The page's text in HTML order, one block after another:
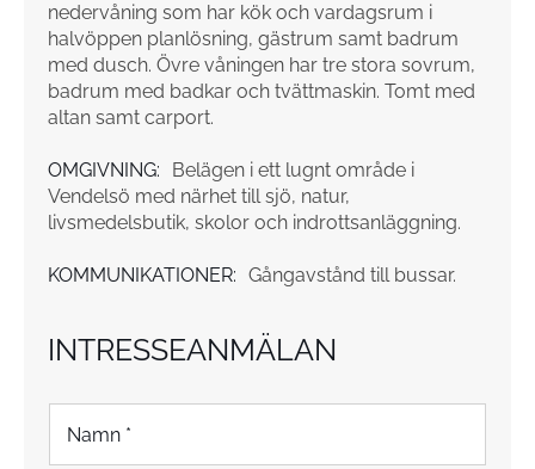
nedervåning som har kök och vardagsrum i
halvöppen planlösning, gästrum samt badrum
med dusch. Övre våningen har tre stora sovrum,
badrum med badkar och tvättmaskin. Tomt med
altan samt carport.
OMGIVNING:
Belägen i ett lugnt område i
Vendelsö med närhet till sjö, natur,
livsmedelsbutik, skolor och indrottsanläggning.
KOMMUNIKATIONER: Gångavstånd till bussar.
INTRESSEANMÄLAN